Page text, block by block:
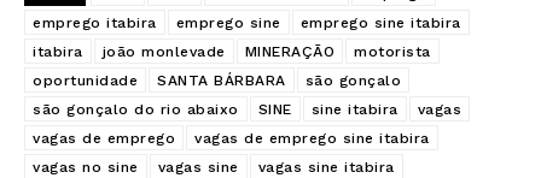
emprego itabira
emprego sine
emprego sine itabira
itabira
joão monlevade MINERAÇÃO
motorista
oportunidade
SANTA BÁRBARA
são gonçalo
são gonçalo do rio abaixo
SINE sine itabira
vagas
vagas de emprego
vagas de emprego sine itabira
vagas no sine
vagas sine vagas sine itabira